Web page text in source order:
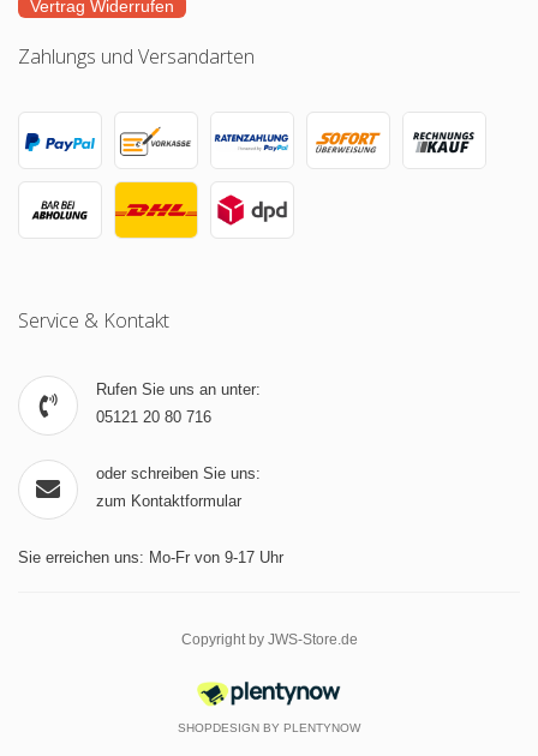
Vertrag Widerrufen
Zahlungs und Versandarten
Service & Kontakt
Rufen Sie uns an unter:
05121 20 80 716
oder schreiben Sie uns:
zum Kontaktformular
Sie erreichen uns: Mo-Fr von 9-17 Uhr
Copyright by JWS-Store.de
SHOPDESIGN BY PLENTYNOW